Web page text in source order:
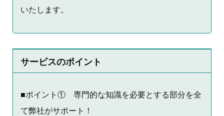
いたします。
サービスのポイント
■ポイント① 専門的な知識を必要とする部分を全
て弊社がサポート！